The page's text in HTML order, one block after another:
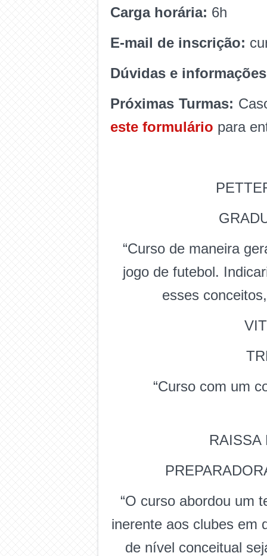
Carga horária: 6h
E-mail de inscrição:
Dúvidas e informações
Próximas Turmas:
este formulário para
“Curso de maneira
jogo de futebol.
esses
“Curso com um
RAISSA
“O curso abordou um
inerente aos clubes em
de nível conceitual